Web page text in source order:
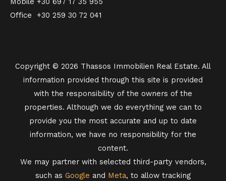
Office +30 259 30 72 041
Copyright © 2026 Thassos Immobilien Real Estate. All
information provided through this site is provided
with the responsibility of the owners of the
properties. Although we do everything we can to
provide you the most accurate and up to date
information, we have no responsibility for the
content.
We may partner with selected third-party vendors,
such as Google and Meta, to allow tracking